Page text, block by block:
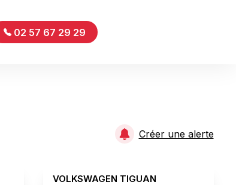
02 57 67 29 29
Créer une alerte
VOLKSWAGEN TIGUAN